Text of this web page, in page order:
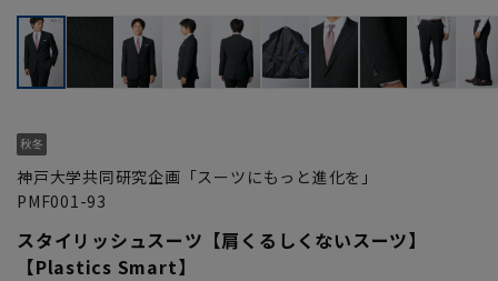
神戸大学共同研究企画「スーツにもっと進化を」
PMF001-93
スタイリッシュスーツ【肩くるしくないスーツ】
【Plastics Smart】